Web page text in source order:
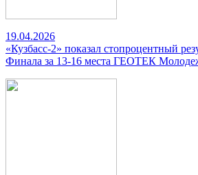
19.04.2026
«Кузбасс-2» показал стопроцентный
Финала за 13-16 места ГЕОТЕК